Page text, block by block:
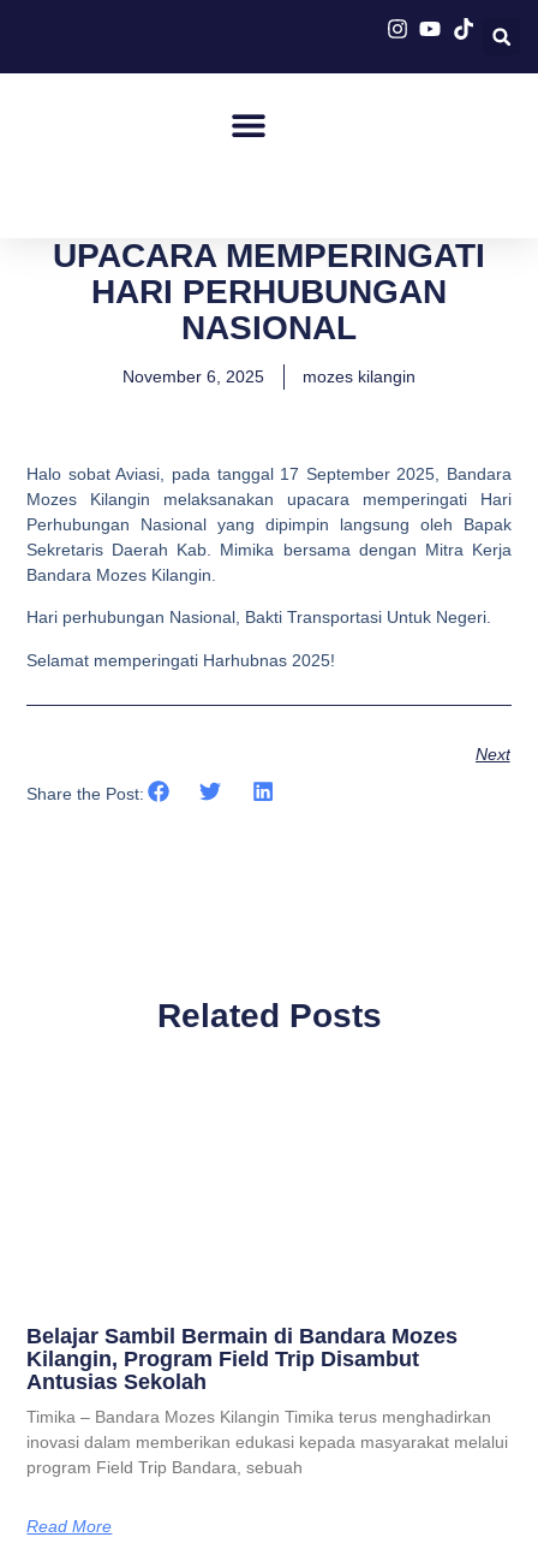
UPACARA MEMPERINGATI
HARI PERHUBUNGAN
NASIONAL
November 6, 2025 mozes kilangin
Halo sobat Aviasi, pada tanggal 17 September 2025, Bandara
Mozes Kilangin melaksanakan upacara memperingati Hari
Perhubungan Nasional yang dipimpin langsung oleh Bapak
Sekretaris Daerah Kab. Mimika bersama dengan Mitra Kerja
Bandara Mozes Kilangin.
Hari perhubungan Nasional, Bakti Transportasi Untuk Negeri.
Selamat memperingati Harhubnas 2025!
Next
Share the Post:
Related Posts
Belajar Sambil Bermain di Bandara Mozes
Kilangin, Program Field Trip Disambut
Antusias Sekolah
Timika – Bandara Mozes Kilangin Timika terus menghadirkan
inovasi dalam memberikan edukasi kepada masyarakat melalui
program Field Trip Bandara, sebuah
Read More